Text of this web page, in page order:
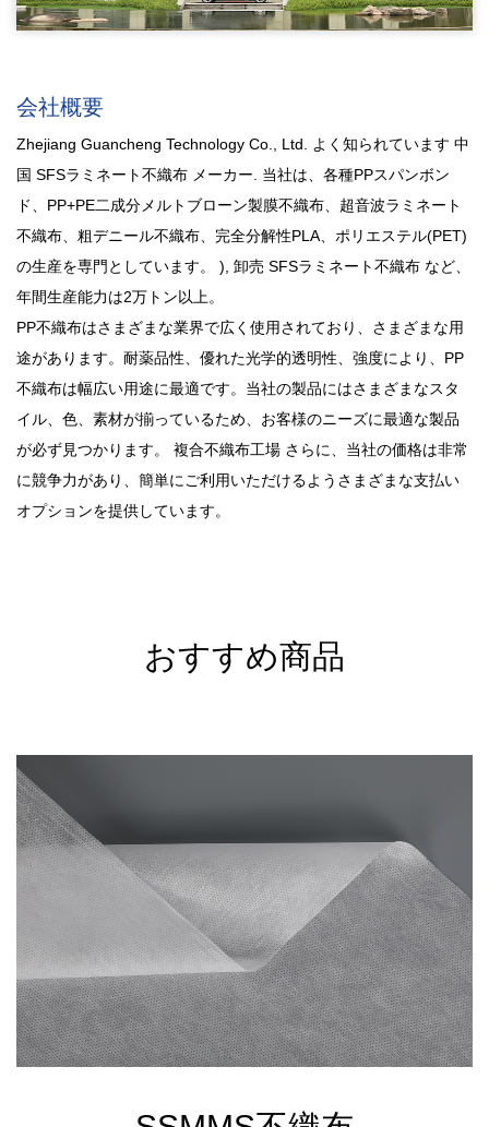
会社概要
Zhejiang Guancheng Technology Co., Ltd. よく知られています 中
国 SFSラミネート不織布 メーカー. 当社は、各種PPスパンボン
ド、PP+PE二成分メルトブローン製膜不織布、超音波ラミネート
不織布、粗デニール不織布、完全分解性PLA、ポリエステル(PET)
の生産を専門としています。 ), 卸売 SFSラミネート不織布 など、
年間生産能力は2万トン以上。
PP不織布はさまざまな業界で広く使用されており、さまざまな用
途があります。耐薬品性、優れた光学的透明性、強度により、PP
不織布は幅広い用途に最適です。当社の製品にはさまざまなスタ
イル、色、素材が揃っているため、お客様のニーズに最適な製品
が必ず見つかります。 複合不織布工場 さらに、当社の価格は非常
に競争力があり、簡単にご利用いただけるようさまざまな支払い
オプションを提供しています。
おすすめ商品